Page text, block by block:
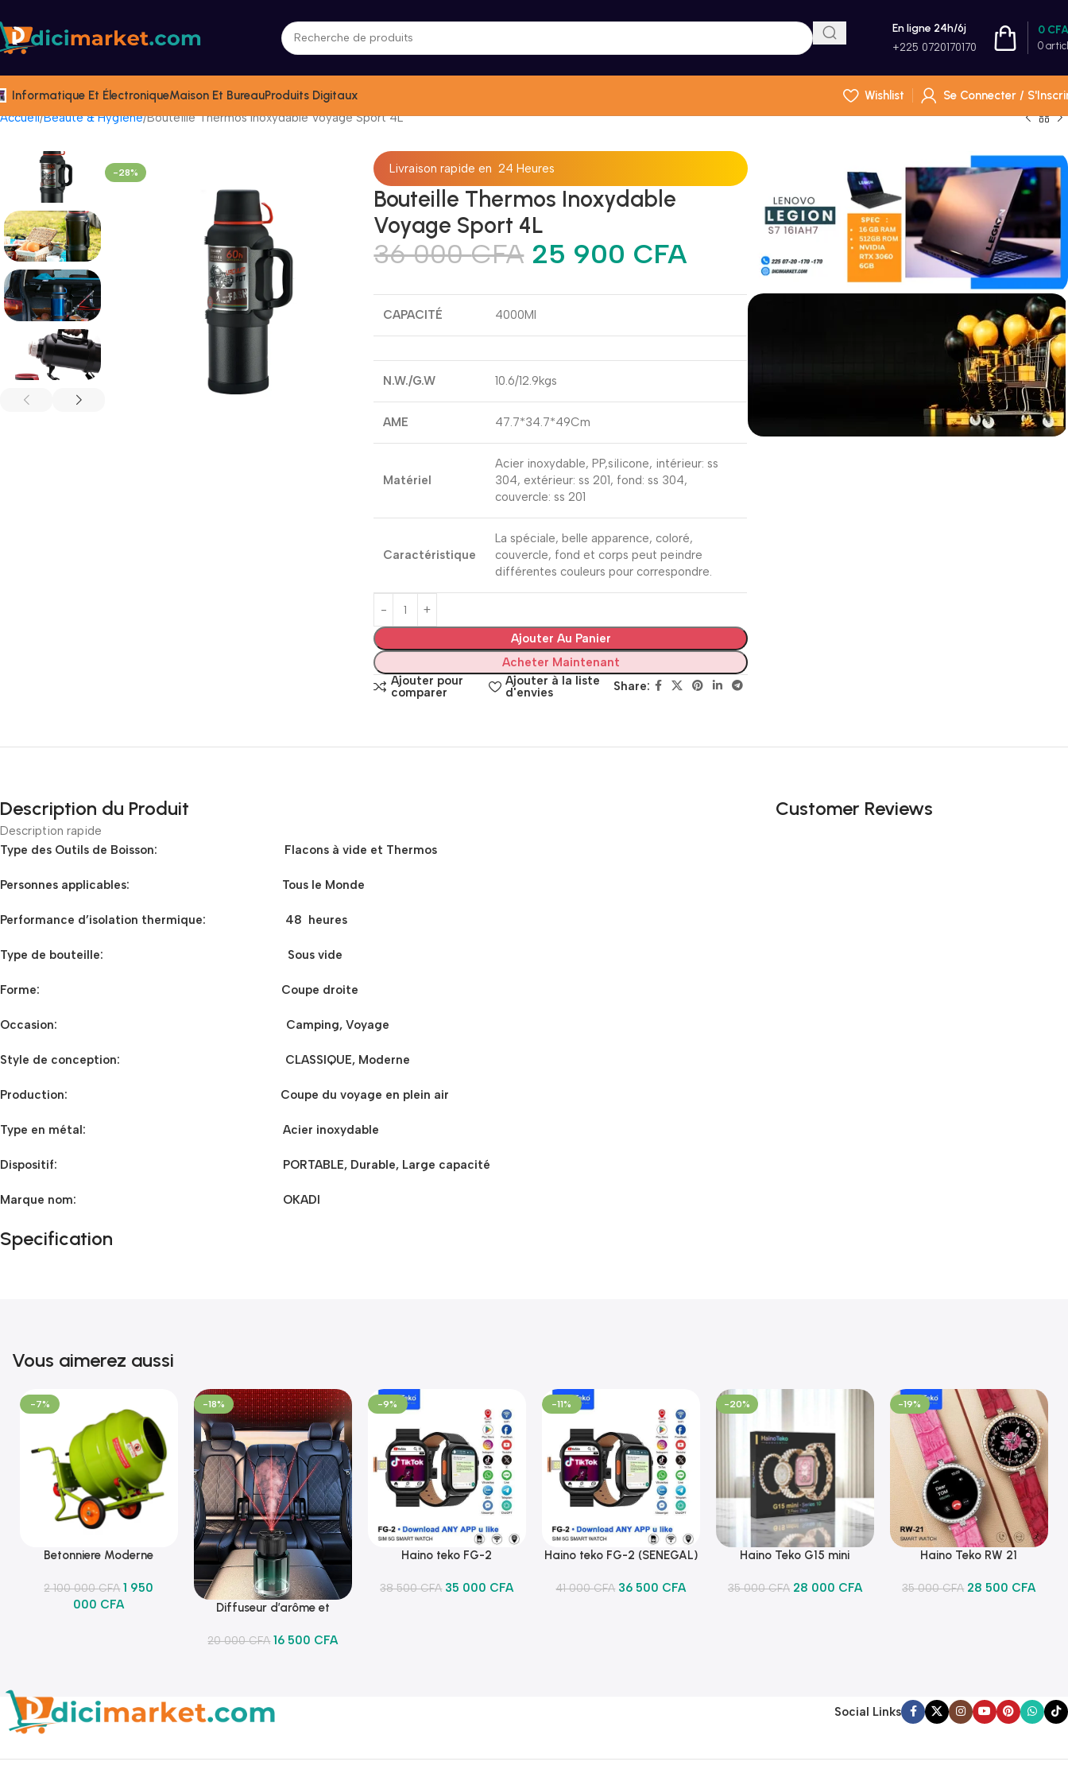
En ligne 24h/6j
+225 0720170170 0
0 CFA
Informatique Et ÉlectroniqueMaison Et BureauProduits Digitaux Wishlist
Se Connecter /
Accueil Beauté & Hygiène Bouteille Thermos Inoxydable Voyage Sport 4L
-28% Livraison rapide en 24 Heures
Bouteille Thermos Inoxydable
Voyage Sport 4L
36 000CFA 25 900 CFA
CAPACITÉ 4000Ml
N.W./G.W 10.6/12.9kgs
AME 47.7*34.7*49Cm
Matériel
Acier inoxydable, PP,silicone, intérieur: ss
304, extérieur: ss 201, fond: ss 304,
couvercle: ss 201
Caractéristique
La spéciale, belle apparence, coloré,
couvercle, fond et corps peut peindre
différentes couleurs pour correspondre.
Ajouter Au Panier
Acheter Maintenant
Ajouter pour
comparer
Ajouter à la liste
d'envies
Share:
Description du Produit
Description rapide
Type des Outils de Boisson: Flacons à vide et Thermos
Personnes applicables: Tous le Monde
Performance d’isolation thermique: 48 heures
Type de bouteille: Sous vide
Forme: Coupe droite
Occasion: Camping, Voyage
Style de conception: CLASSIQUE, Moderne
Production: Coupe du voyage en plein air
Type en métal: Acier inoxydable
Dispositif: PORTABLE, Durable, Large capacité
Marque nom: OKADI
Specification
Customer Reviews
Vous aimerez aussi
-7%
Ajouter Au Panier
Betonniere Moderne
2 100 000CFA 1 950
000 CFA
-18%
Ajouter Au Panier
Diffuseur d’arôme et
20 000CFA 16 500 CFA
-9%
Ajouter Au Panier
Haino teko FG-2
38 500CFA 35 000 CFA
-11%
Ajouter Au Panier
Haino teko FG-2 (SENEGAL)
41 000CFA 36 500 CFA
-20%
Ajouter Au Panier
Haino Teko G15 mini
35 000CFA 28 000 CFA
-19%
Ajouter Au Panier
Haino Teko RW 21
35 000CFA 28 500 CFA
Social Links